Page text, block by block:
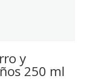
y
250 ml